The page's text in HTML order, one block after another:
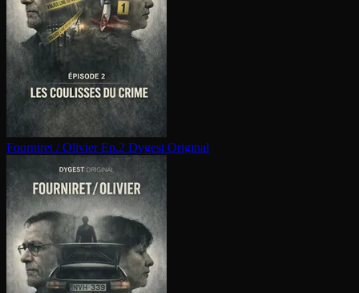
Fourniret / Olivier Ep.2 Dygest Original